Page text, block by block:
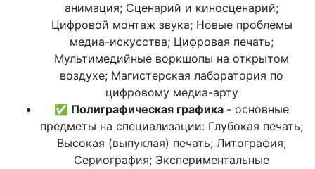
анимация; Сценарий и киносценарий;
Цифровой монтаж звука; Новые проблемы
медиа-искусства; Цифровая печать;
Мультимедийные воркшопы на открытом
воздухе; Магистерская лаборатория по
цифровому медиа-арту
✅ Полиграфическая графика - основные
предметы на специализации: Глубокая печать;
Высокая (выпуклая) печать; Литография;
Сериография; Экспериментальные